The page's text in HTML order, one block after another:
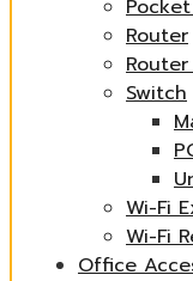
Router
Switch
Wi-Fi
Wi-Fi
Office